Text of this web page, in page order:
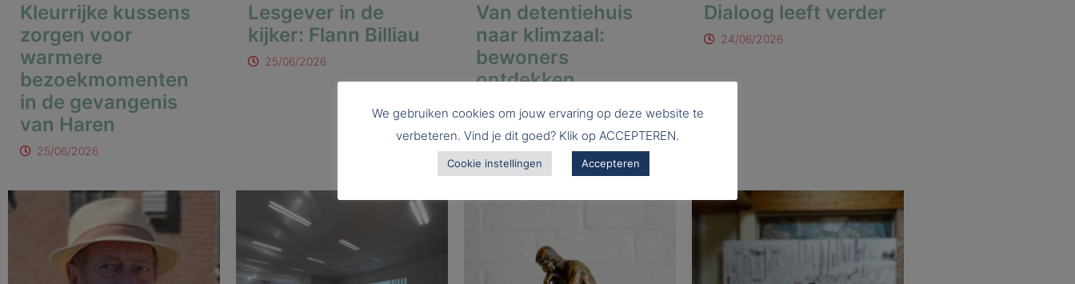
Kleurrijke kussens
zorgen voor
warmere
bezoekmomenten
in de gevangenis
van Haren
25/06/2026
Lesgever in de
kijker: Flann Billiau
25/06/2026
Van detentiehuis
naar klimzaal:
bewoners
ontdekken
Herentals
24/06/2026
Dialoog leeft verder
24/06/2026
We gebruiken cookies om jouw ervaring op deze website te
verbeteren. Vind je dit goed? Klik op ACCEPTEREN.
Cookie instellingen Accepteren